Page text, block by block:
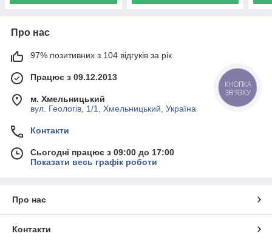
Про нас
97% позитивних з 104 відгуків за рік
Працює з 09.12.2013
м. Хмельницький
вул. Геологів, 1/1, Хмельницький, Україна
Контакти
Сьогодні працює з 09:00 до 17:00
Показати весь графік роботи
Про нас
Контакти
КНОПКА
ЗВ'ЯЗКУ